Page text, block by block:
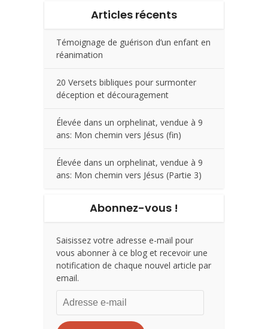
Articles récents
Témoignage de guérison d’un enfant en
réanimation
20 Versets bibliques pour surmonter
déception et découragement
Élevée dans un orphelinat, vendue à 9
ans: Mon chemin vers Jésus (fin)
Élevée dans un orphelinat, vendue à 9
ans: Mon chemin vers Jésus (Partie 3)
Abonnez-vous !
Saisissez votre adresse e-mail pour
vous abonner à ce blog et recevoir une
notification de chaque nouvel article par
email.
Adresse
e-
mail